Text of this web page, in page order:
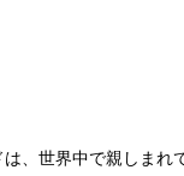
、世界中で親しまれ